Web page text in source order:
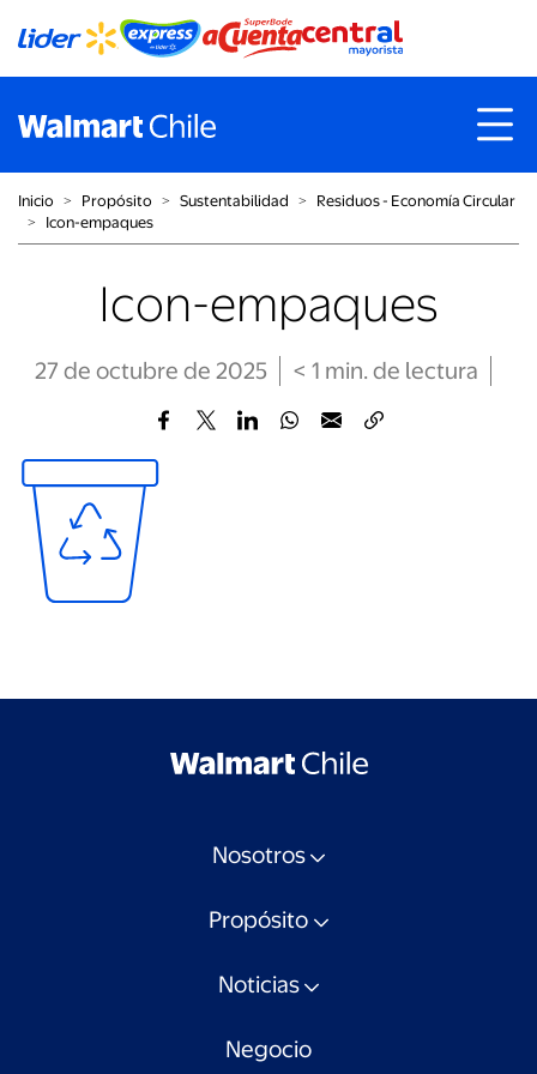
Inicio ˃ Propósito ˃ Sustentabilidad ˃
Residuos - Economía Circular
˃
Icon-empaques
Icon-empaques
27 de octubre de 2025 < 1 min. de lectura
Nosotros
Propósito
Noticias
Negocio